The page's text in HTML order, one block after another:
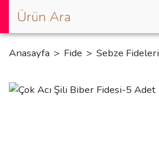
Anasayfa Fide Sebze Fideleri